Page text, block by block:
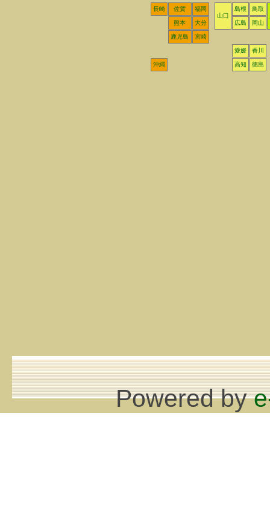
長崎 佐賀
福岡
山口
島根
鳥取
熊本
大分 広島 岡山
鹿児島 宮崎
愛媛 香川
沖縄 高知 徳島
Powered by